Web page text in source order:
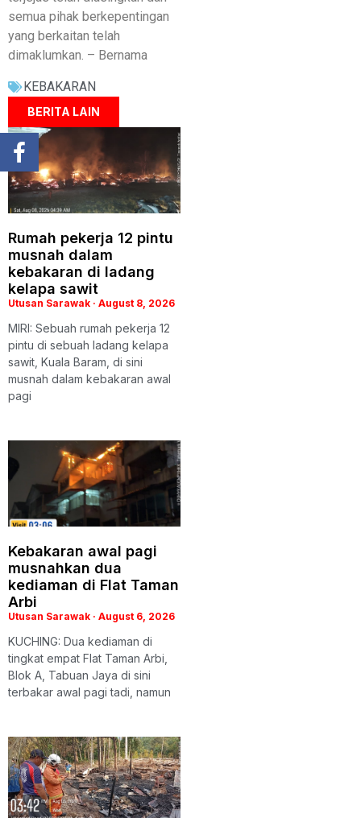
semua pihak berkepentingan
yang berkaitan telah
dimaklumkan. – Bernama
KEBAKARAN
BERITA LAIN
Rumah pekerja 12 pintu
musnah dalam
kebakaran di ladang
kelapa sawit
Utusan Sarawak August 8, 2026
MIRI: Sebuah rumah pekerja 12
pintu di sebuah ladang kelapa
sawit, Kuala Baram, di sini
musnah dalam kebakaran awal
pagi
Kebakaran awal pagi
musnahkan dua
kediaman di Flat Taman
Arbi
Utusan Sarawak August 6, 2026
KUCHING: Dua kediaman di
tingkat empat Flat Taman Arbi,
Blok A, Tabuan Jaya di sini
terbakar awal pagi tadi, namun